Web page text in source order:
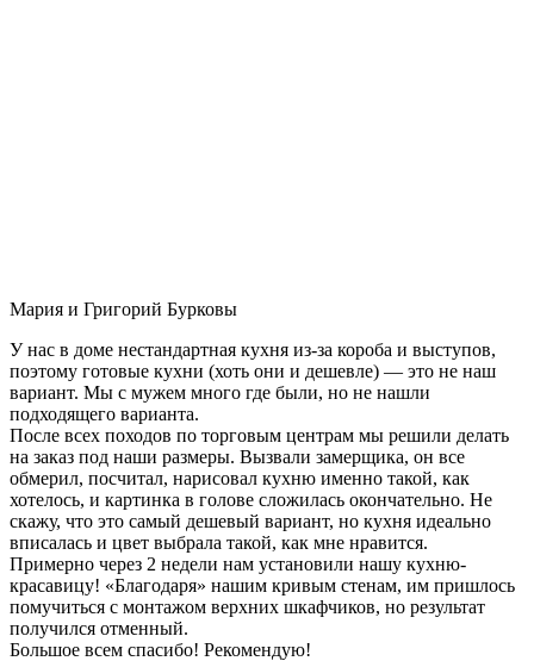
Мария и Григорий Бурковы
У нас в доме нестандартная кухня из-за короба и выступов,
поэтому готовые кухни (хоть они и дешевле) — это не наш
вариант. Мы с мужем много где были, но не нашли
подходящего варианта.
После всех походов по торговым центрам мы решили делать
на заказ под наши размеры. Вызвали замерщика, он все
обмерил, посчитал, нарисовал кухню именно такой, как
хотелось, и картинка в голове сложилась окончательно. Не
скажу, что это самый дешевый вариант, но кухня идеально
вписалась и цвет выбрала такой, как мне нравится.
Примерно через 2 недели нам установили нашу кухню-
красавицу! «Благодаря» нашим кривым стенам, им пришлось
помучиться с монтажом верхних шкафчиков, но результат
получился отменный.
Большое всем спасибо! Рекомендую!